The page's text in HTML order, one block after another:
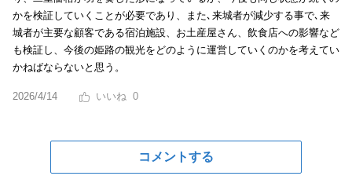
かを検証していくことが必要であり、また､来城者が減少する事で､来
城者が主要な顧客である宿泊施設、お土産屋さん、飲食店への影響など
も検証し、今後の姫路の観光をどのように運営していくのかを考えてい
かねばならないと思う。
2026/4/14 0
コメントする